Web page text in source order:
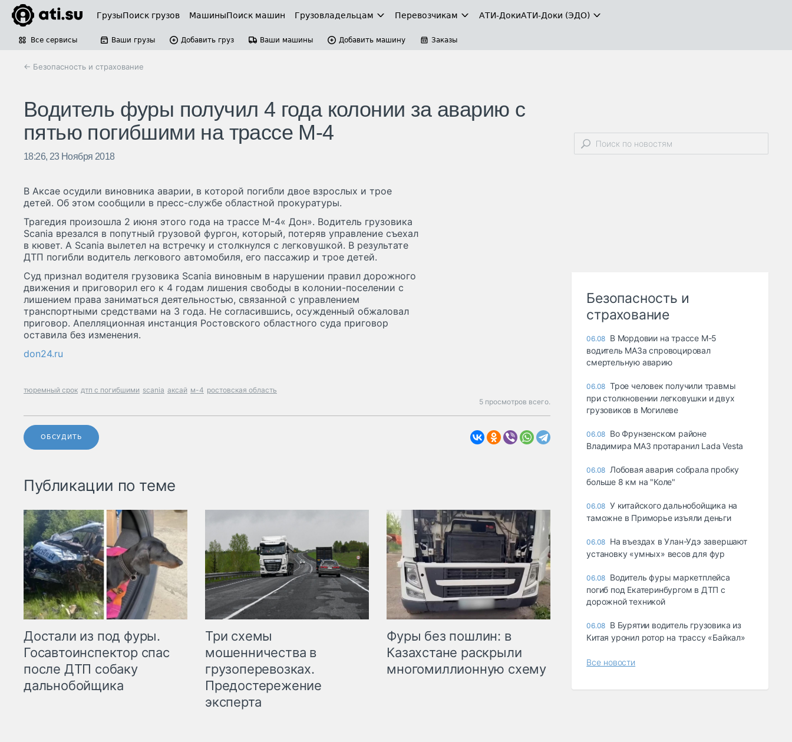
ГрузыПоиск грузов МашиныПоиск машин Грузовладельцам Перевозчикам АТИ-ДокиАТИ-Доки (ЭДО)
Все сервисы Ваши грузы Добавить груз Ваши машины Добавить машину Заказы
← Безопасность и страхование
Водитель фуры получил 4 года колонии за аварию с
пятью погибшими на трассе М-4
18:26, 23 Ноября 2018
В Аксае осудили виновника аварии, в которой погибли двое взрослых и трое
детей. Об этом сообщили в пресс-службе областной прокуратуры.
Трагедия произошла 2 июня этого года на трассе М-4« Дон». Водитель грузовика
Scania врезался в попутный грузовой фургон, который, потеряв управление съехал
в кювет. А Scania вылетел на встречку и столкнулся с легковушкой. В результате
ДТП погибли водитель легкового автомобиля, его пассажир и трое детей.
Суд признал водителя грузовика Scania виновным в нарушении правил дорожного
движения и приговорил его к 4 годам лишения свободы в колонии-поселении с
лишением права заниматься деятельностью, связанной с управлением
транспортными средствами на 3 года. Не согласившись, осужденный обжаловал
приговор. Апелляционная инстанция Ростовского областного суда приговор
оставила без изменения.
don24.ru
тюремный срок дтп с погибшими scania аксай м-4 ростовская область
5 просмотров всего.
ОБСУДИТЬ
Публикации по теме
Достали из под фуры.
Госавтоинспектор спас
после ДТП собаку
дальнобойщика
Три схемы
мошенничества в
грузоперевозках.
Предостережение
эксперта
Фуры без пошлин: в
Казахстане раскрыли
многомиллионную схему
Безопасность и
страхование
06.08 В Мордовии на трассе М-5
водитель МАЗа спровоцировал
смертельную аварию
06.08 Трое человек получили травмы
при столкновении легковушки и двух
грузовиков в Могилеве
06.08 Во Фрунзенском районе
Владимира МАЗ протаранил Lada Vesta
06.08 Лобовая авария собрала пробку
больше 8 км на "Коле"
06.08 У китайского дальнобойщика на
таможне в Приморье изъяли деньги
06.08 Ha въeздax в Улaн-Удэ зaвepшaют
ycтaнoвкy «yмныx» вecoв для фyp
06.08 Водитель фуры маркетплейса
погиб под Екатеринбургом в ДТП с
дорожной техникой
06.08 В Бурятии водитель грузовика из
Китая уронил ротор на трассу «Байкал»
Все новости